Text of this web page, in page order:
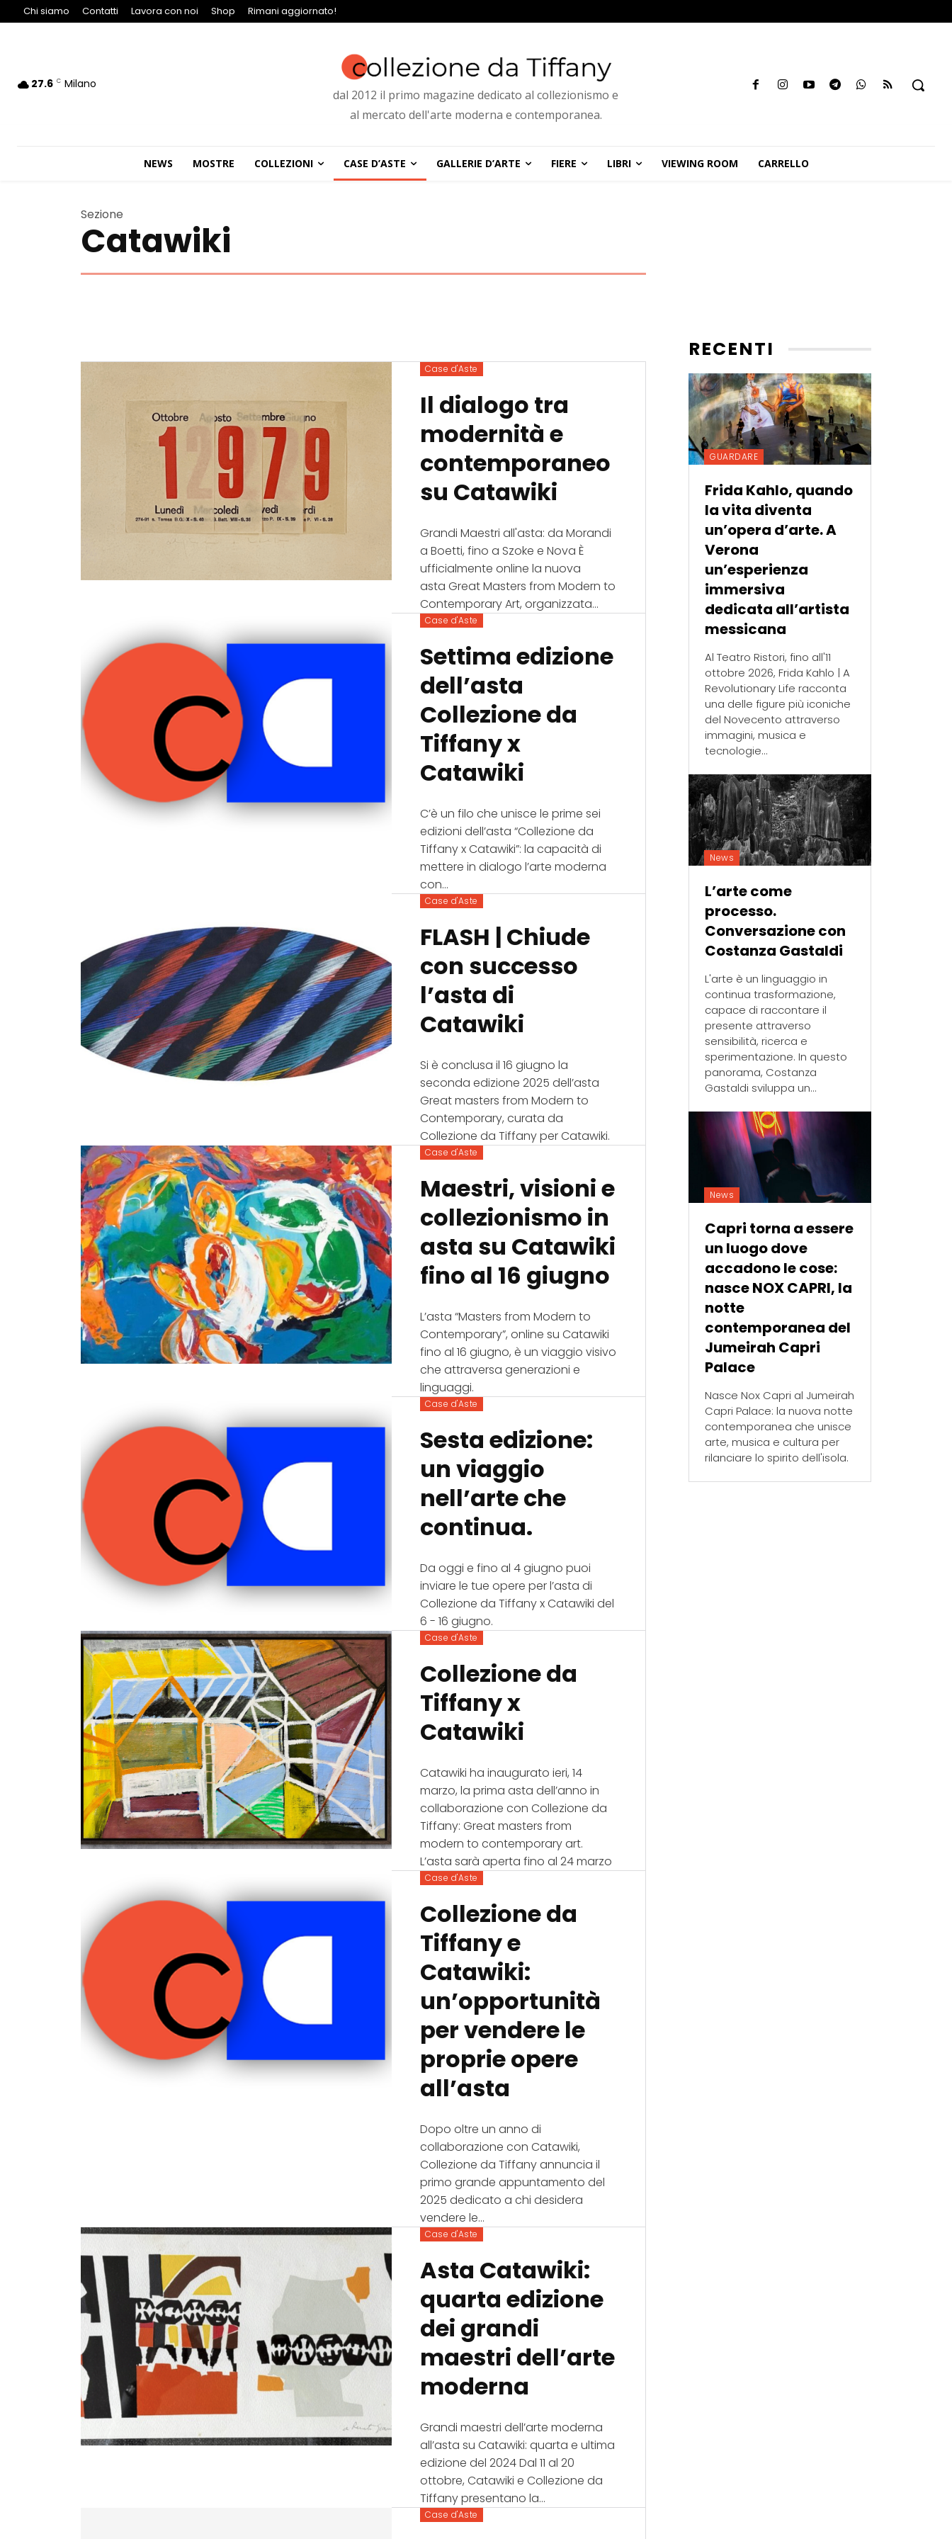
Chi siamo Contatti Lavora con noi Shop Rimani aggiornato!
27.6 C Milano
dal 2012 il primo magazine dedicato al collezionismo e
al mercato dell'arte moderna e contemporanea.
NEWS MOSTRE COLLEZIONI CASE D’ASTE GALLERIE D’ARTE FIERE LIBRI VIEWING ROOM CARRELLO
Sezione
Catawiki
Case d'Aste
Il dialogo tra
modernità e
contemporaneo
su Catawiki
Grandi Maestri all'asta: da Morandi
a Boetti, fino a Szoke e Nova È
ufficialmente online la nuova
asta Great Masters from Modern to
Contemporary Art, organizzata...
Case d'Aste
Settima edizione
dell’asta
Collezione da
Tiffany x
Catawiki
C’è un filo che unisce le prime sei
edizioni dell’asta “Collezione da
Tiffany x Catawiki”: la capacità di
mettere in dialogo l’arte moderna
con...
Case d'Aste
FLASH | Chiude
con successo
l’asta di
Catawiki
Si è conclusa il 16 giugno la
seconda edizione 2025 dell’asta
Great masters from Modern to
Contemporary, curata da
Collezione da Tiffany per Catawiki.
Case d'Aste
Maestri, visioni e
collezionismo in
asta su Catawiki
fino al 16 giugno
L’asta “Masters from Modern to
Contemporary”, online su Catawiki
fino al 16 giugno, è un viaggio visivo
che attraversa generazioni e
linguaggi.
Case d'Aste
Sesta edizione:
un viaggio
nell’arte che
continua.
Da oggi e fino al 4 giugno puoi
inviare le tue opere per l’asta di
Collezione da Tiffany x Catawiki del
6 - 16 giugno.
Case d'Aste
Collezione da
Tiffany x
Catawiki
Catawiki ha inaugurato ieri, 14
marzo, la prima asta dell’anno in
collaborazione con Collezione da
Tiffany: Great masters from
modern to contemporary art.
L’asta sarà aperta fino al 24 marzo
Case d'Aste
Collezione da
Tiffany e
Catawiki:
un’opportunità
per vendere le
proprie opere
all’asta
Dopo oltre un anno di
collaborazione con Catawiki,
Collezione da Tiffany annuncia il
primo grande appuntamento del
2025 dedicato a chi desidera
vendere le...
Case d'Aste
Asta Catawiki:
quarta edizione
dei grandi
maestri dell’arte
moderna
Grandi maestri dell’arte moderna
all’asta su Catawiki: quarta e ultima
edizione del 2024 Dal 11 al 20
ottobre, Catawiki e Collezione da
Tiffany presentano la...
Case d'Aste
RECENTI
GUARDARE
Frida Kahlo, quando
la vita diventa
un’opera d’arte. A
Verona
un’esperienza
immersiva
dedicata all’artista
messicana
Al Teatro Ristori, fino all'11
ottobre 2026, Frida Kahlo | A
Revolutionary Life racconta
una delle figure più iconiche
del Novecento attraverso
immagini, musica e
tecnologie...
News
L’arte come
processo.
Conversazione con
Costanza Gastaldi
L'arte è un linguaggio in
continua trasformazione,
capace di raccontare il
presente attraverso
sensibilità, ricerca e
sperimentazione. In questo
panorama, Costanza
Gastaldi sviluppa un...
News
Capri torna a essere
un luogo dove
accadono le cose:
nasce NOX CAPRI, la
notte
contemporanea del
Jumeirah Capri
Palace
Nasce Nox Capri al Jumeirah
Capri Palace: la nuova notte
contemporanea che unisce
arte, musica e cultura per
rilanciare lo spirito dell'isola.